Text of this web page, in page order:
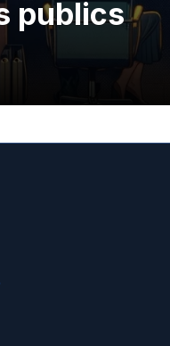
publics